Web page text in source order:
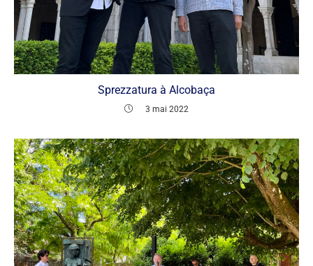
Sprezzatura à Alcobaça
3 mai 2022